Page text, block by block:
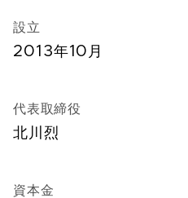
設立
2013年10月
代表取締役
北川烈
資本金